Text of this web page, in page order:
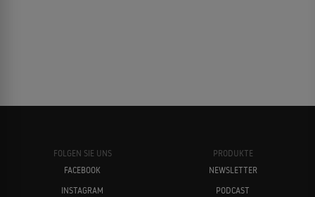
FOLGEN SIE UNS
FACEBOOK
INSTAGRAM
PRODUKTE
NEWSLETTER
PODCAST